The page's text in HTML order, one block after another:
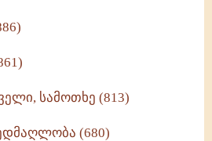
სამოთხე (813)
(680)